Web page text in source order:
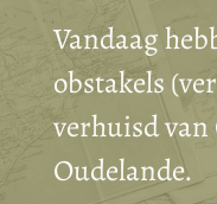
Vandaag
obstakels
verhuisd
Oudelande.